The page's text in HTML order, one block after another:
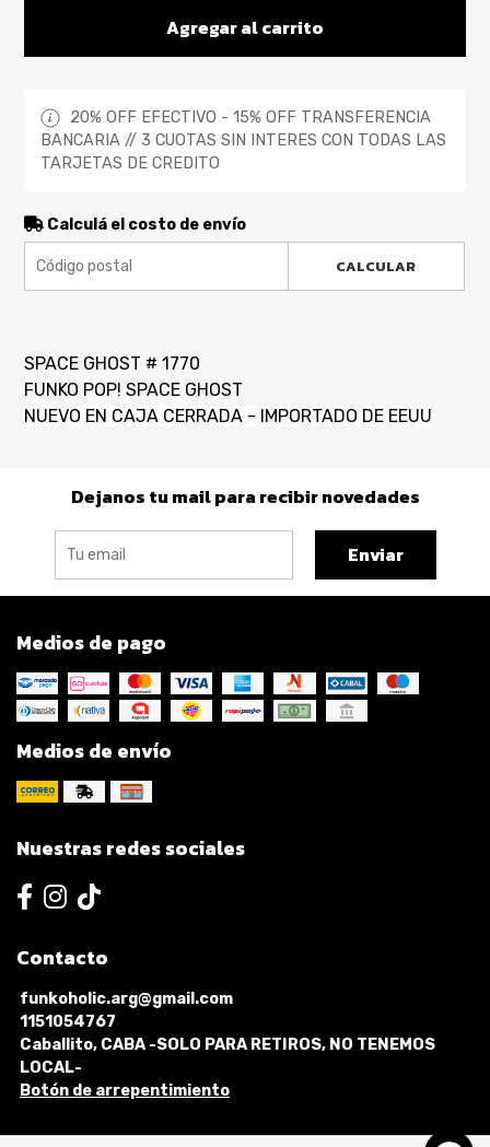
Agregar al carrito
20% OFF EFECTIVO - 15% OFF TRANSFERENCIA
BANCARIA // 3 CUOTAS SIN INTERES CON TODAS LAS
TARJETAS DE CREDITO
Calculá el costo de envío
CALCULAR
SPACE GHOST # 1770
FUNKO POP! SPACE GHOST
NUEVO EN CAJA CERRADA - IMPORTADO DE EEUU
Dejanos tu mail para recibir novedades
Enviar
Medios de pago
Medios de envío
Nuestras redes sociales
Contacto
funkoholic.arg@gmail.com
1151054767
Caballito, CABA -SOLO PARA RETIROS, NO TENEMOS
LOCAL-
Botón de arrepentimiento